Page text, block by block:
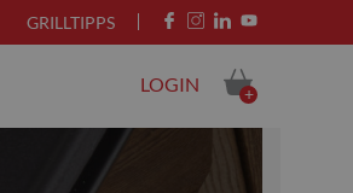
GRILLTIPPS
LOGIN +